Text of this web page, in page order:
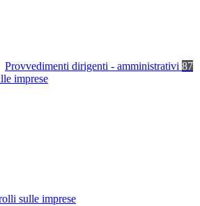
Provvedimenti dirigenti - amministrativi 87
imprese
sulle imprese